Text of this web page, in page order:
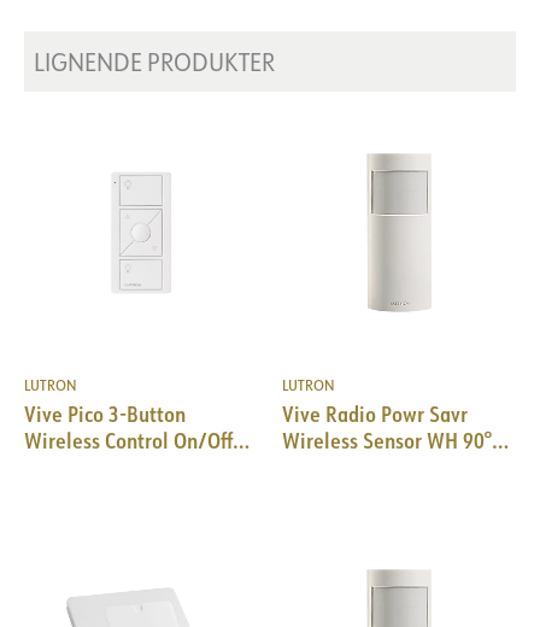
LIGNENDE PRODUKTER
LUTRON
Vive Pico 3-Button
Wireless Control On/Off
LUTRON
Vive Radio Powr Savr
Wireless Sensor WH 90°